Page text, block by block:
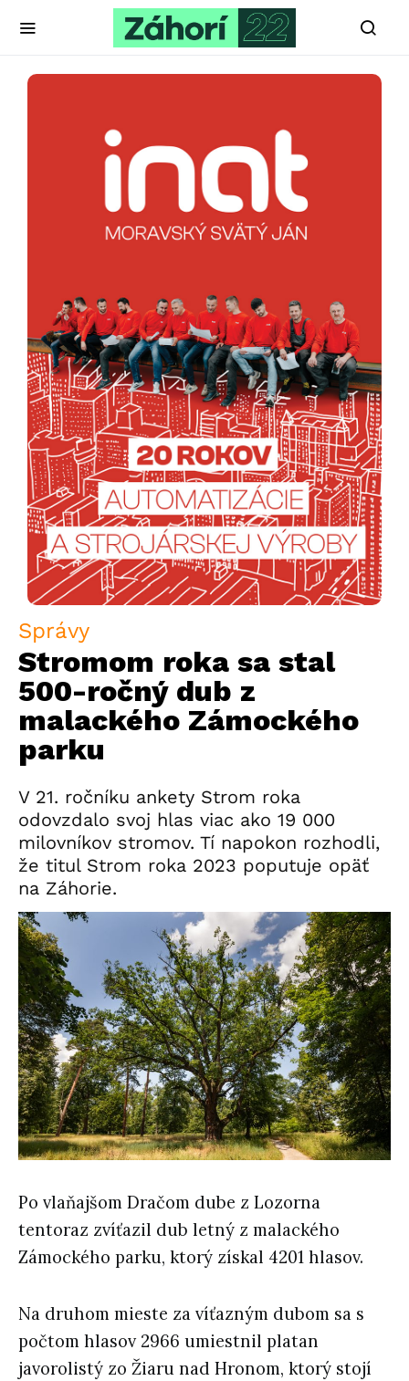
Správy
Stromom roka sa stal
500-ročný dub z
malackého Zámockého
parku
V 21. ročníku ankety Strom roka
odovzdalo svoj hlas viac ako 19 000
milovníkov stromov. Tí napokon rozhodli,
že titul Strom roka 2023 poputuje opäť
na Záhorie.
Po vlaňajšom Dračom dube z Lozorna
tentoraz zvíťazil dub letný z malackého
Zámockého parku, ktorý získal 4201 hlasov.
Na druhom mieste za víťazným dubom sa s
počtom hlasov 2966 umiestnil platan
javorolistý zo Žiaru nad Hronom, ktorý stojí